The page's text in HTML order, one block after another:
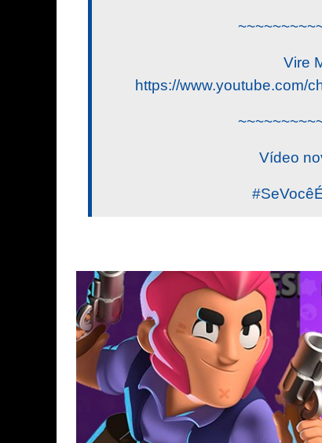
Vire
https://www.youtube.com/
Vídeo